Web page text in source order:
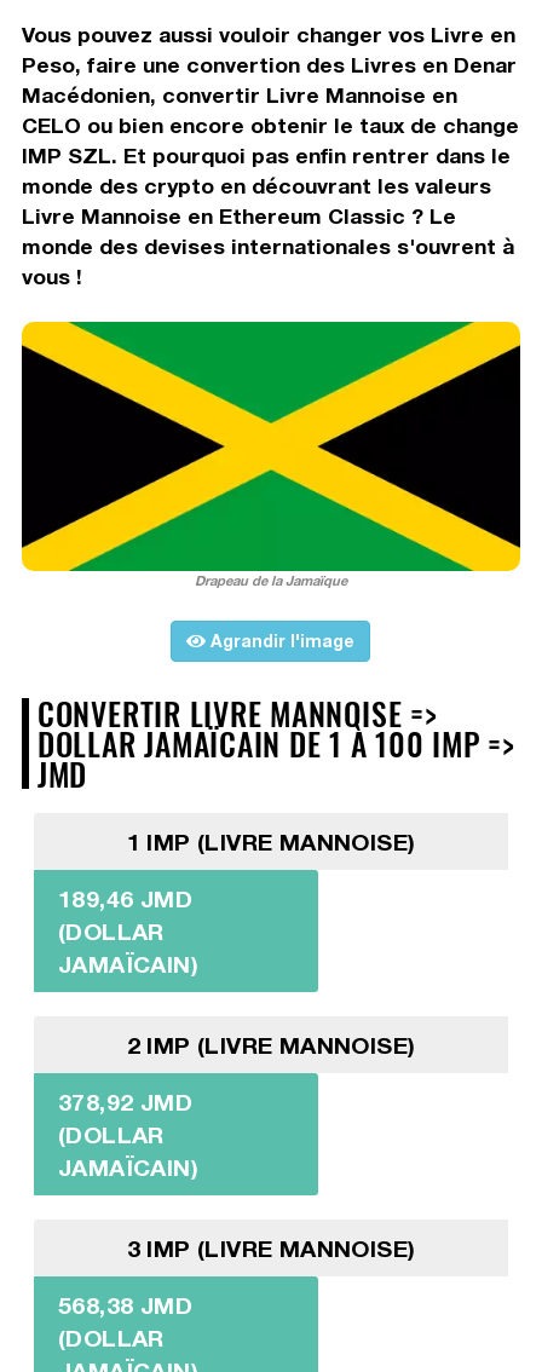
Vous pouvez aussi vouloir changer vos Livre en
Peso, faire une convertion des Livres en Denar
Macédonien, convertir Livre Mannoise en
CELO ou bien encore obtenir le taux de change
IMP SZL. Et pourquoi pas enfin rentrer dans le
monde des crypto en découvrant les valeurs
Livre Mannoise en Ethereum Classic ? Le
monde des devises internationales s'ouvrent à
vous !
Drapeau de la Jamaïque
Agrandir l'image
CONVERTIR LIVRE MANNOISE =>
DOLLAR JAMAÏCAIN DE 1 À 100 IMP =>
JMD
1 IMP (LIVRE MANNOISE)
189,46 JMD
(DOLLAR
JAMAÏCAIN)
2 IMP (LIVRE MANNOISE)
378,92 JMD
(DOLLAR
JAMAÏCAIN)
3 IMP (LIVRE MANNOISE)
568,38 JMD
(DOLLAR